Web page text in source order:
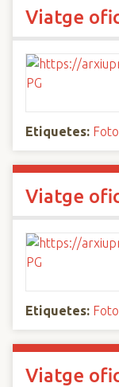
Viatge
Etiquetes:
Viatge
Etiquetes:
Viatge